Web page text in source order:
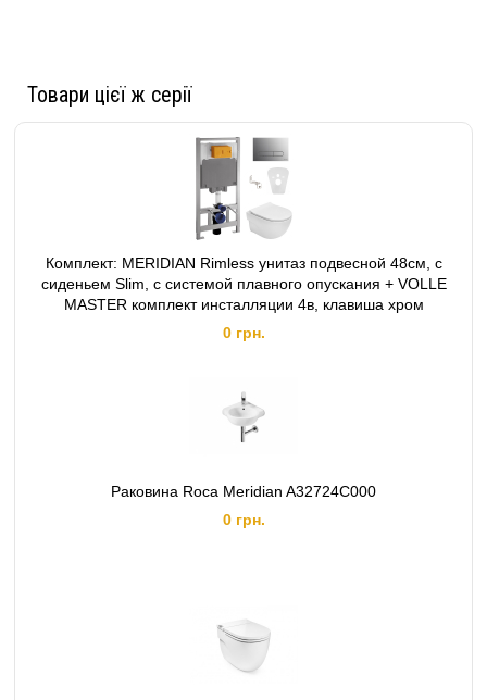
Товари цієї ж серії
Комплект: MERIDIAN Rimless унитаз подвесной 48см, с
сиденьем Slim, с системой плавного опускания + VOLLE
MASTER комплект инсталляции 4в, клавиша хром
0 грн.
Раковина Roca Meridian A32724C000
0 грн.